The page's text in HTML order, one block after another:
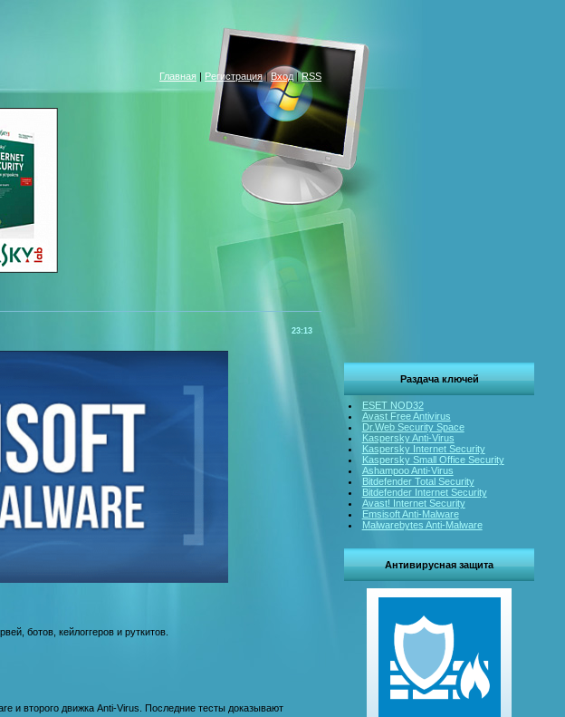
Главная | Регистрация|Вход|RSS
Раздача ключей
ESET NOD32
Avast Free Antivirus
Dr.Web Security Space
Kaspersky Anti-Virus
Kaspersky Internet Security
Kaspersky Small Office Security
Ashampoo Anti-Virus
Bitdefender Total Security
Bitdefender Internet Security
Avast! Internet Security
Emsisoft Anti-Malware
Malwarebytes Anti-Malware
Антивирусная защита
23:13
ботов, кейлоггеров и руткитов.
и второго движка Anti-Virus. Последние тесты доказывают